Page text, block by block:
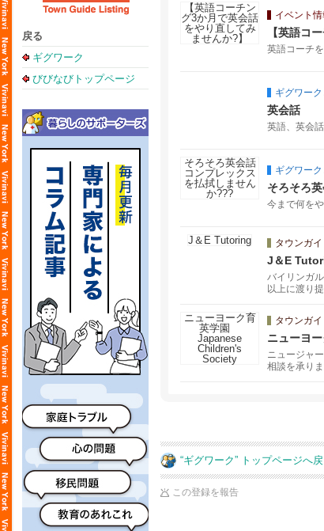
戻る
ギグワーク
びびなびトップページ
イベント情
【英語コ
英語コーチ
ギグワーク
英会話
英語、英会
ギグワーク
そろそろ
今まで何を
タウンガイ
J＆E
バイリンガ
以上に渡り
タウンガイ
ニューヨ
ニュージャ
相談を承り
“ギグワーク” トップページへ
この登録を報告